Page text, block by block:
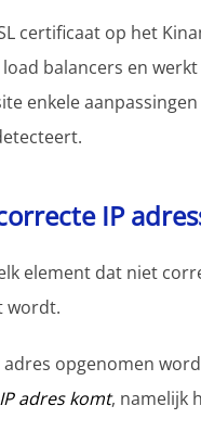
certificaat op het
balancers en
enkele
IP
element dat niet
wordt.
opgenomen
adres komt, namelijk